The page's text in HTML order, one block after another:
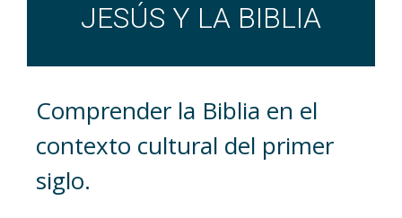
JESÚS Y LA BIBLIA
Comprender la Biblia en el
contexto cultural del primer
siglo.